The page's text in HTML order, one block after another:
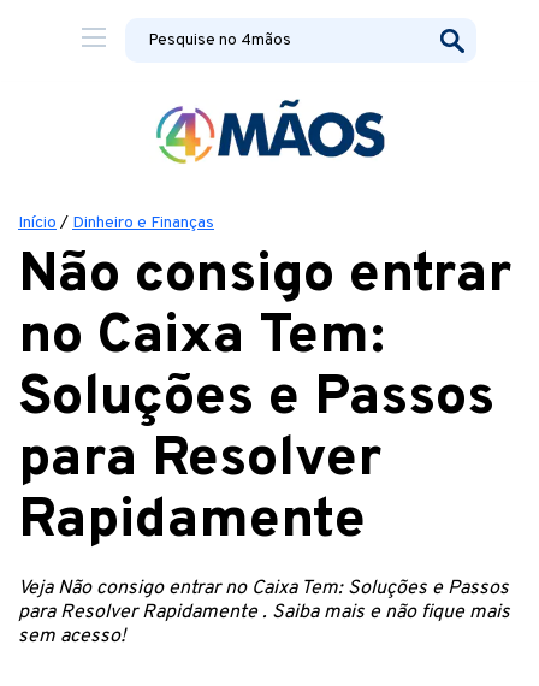
Início / Dinheiro e Finanças
Não consigo entrar
no Caixa Tem:
Soluções e Passos
para Resolver
Rapidamente
Veja Não consigo entrar no Caixa Tem: Soluções e Passos
para Resolver Rapidamente . Saiba mais e não fique mais
sem acesso!